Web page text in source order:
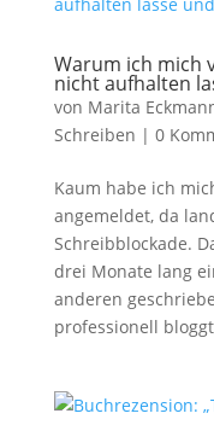
Warum ich mich
nicht aufhalten
von Marita
Schreiben | 0
Kaum habe ich
angemeldet, da
Schreibblockade.
drei Monate lang
anderen
professionell